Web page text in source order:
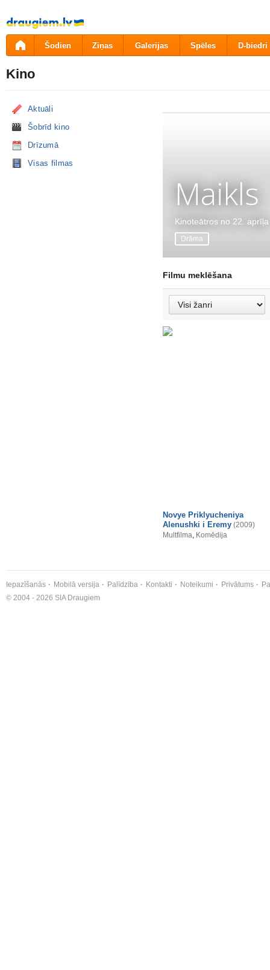
Pāriet
uz
saturu
Šodien Ziņas Galerijas Spēles D-biedri
Kino
Aktuāli
Šobrīd kino
Drīzumā
Visas filmas
Maikls
Kinoteātros no 22. aprīļa
Drāma
Filmu meklēšana
Novye Priklyucheniya
Alenushki i Eremy (2009)
Multfilma, Komēdija
Iepazīšanās Mobilā versija Palīdzība Kontakti Noteikumi Privātums
© 2004 - 2026 SIA Draugiem